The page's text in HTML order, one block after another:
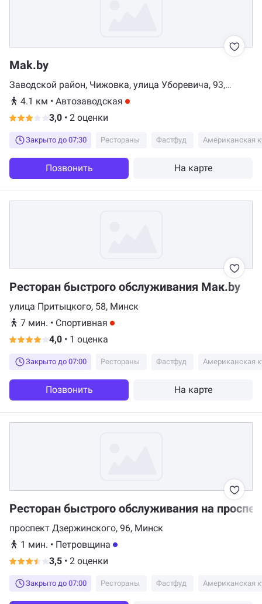
Mak.by
Заводской район, Чижовка, улица Уборевича, 93,
Минск
4.1 км • Автозаводская
3,0 • 2 оценки
Закрыто до 07:30 Рестораны Фастфуд Американская
Позвонить На карте
Ресторан быстрого обслуживания Мак.by
улица Притыцкого, 58, Минск
7 мин. • Спортивная
4,0 • 1 оценка
Закрыто до 07:00 Рестораны Фастфуд Американская
Позвонить На карте
Ресторан быстрого обслуживания на
проспект Дзержинского, 96, Минск
1 мин. • Петровщина
3,5 • 2 оценки
Закрыто до 07:00 Рестораны Фастфуд Американская